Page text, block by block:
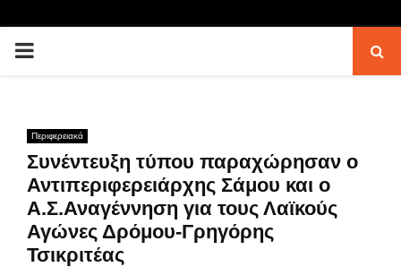
PRIMARY
Περιφερειακά
Συνέντευξη τύπου παραχώρησαν ο
Αντιπεριφερειάρχης Σάμου και ο
Α.Σ.Αναγέννηση για τους Λαϊκούς
Αγώνες Δρόμου-Γρηγόρης
Τσικριτέας